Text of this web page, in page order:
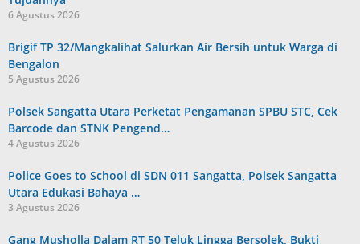
6 Agustus 2026
Brigif TP 32/Mangkalihat Salurkan Air Bersih untuk Warga di
Bengalon
5 Agustus 2026
Polsek Sangatta Utara Perketat Pengamanan SPBU STC, Cek
Barcode dan STNK Pengend…
4 Agustus 2026
Police Goes to School di SDN 011 Sangatta, Polsek Sangatta
Utara Edukasi Bahaya …
3 Agustus 2026
Gang Musholla Dalam RT 50 Teluk Lingga Bersolek, Bukti